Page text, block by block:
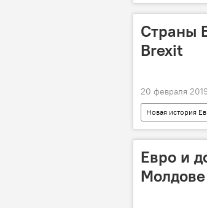
Страны
Brexit
20 февраля
Новая история
Евро и
Молдове